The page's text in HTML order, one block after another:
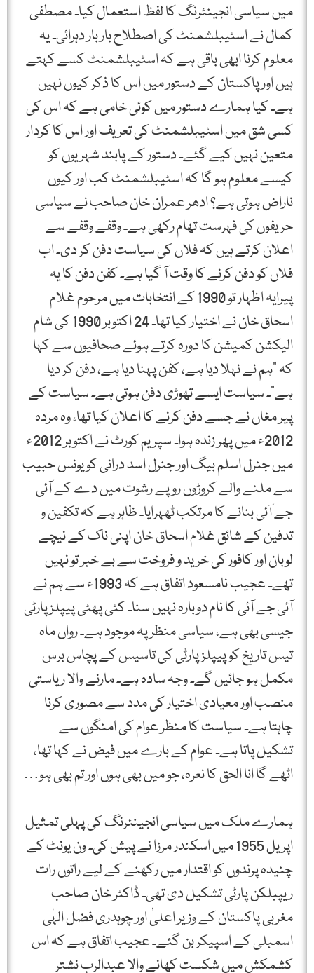
میں سیاسی انجینئرنگ کا لفظ استعمال کیا۔ مصطفی
کمال نے اسٹیبلشمنٹ کی اصطلاح بار بار دہرائی۔ یہ
معلوم کرنا ابھی باقی ہے کہ اسٹیبلشمنٹ کسے کہتے
ہیں اور پاکستان کے دستور میں اس کا ذکر کیوں نہیں
ہے۔ کیا ہمارے دستور میں کوئی خامی ہے کہ اس کی
کسی شق میں اسٹیبلشمنٹ کی تعریف اور اس کا کردار
متعین نہیں کیے گئے۔ دستور کے پابند شہریوں کو
کیسے معلوم ہو گا کہ اسٹیبلشمنٹ کب اور کیوں
ناراض ہوتی ہے؟ ادھر عمران خان صاحب نے سیاسی
حریفوں کی فہرست تھام رکھی ہے۔ وقفے وقفے سے
اعلان کرتے ہیں کہ فلاں کی سیاست دفن کر دی۔ اب
فلاں کو دفن کرنے کا وقت آ گیا ہے۔ کفن دفن کا یہ
پیرایہ اظہار تو 1990 کے انتخابات میں مرحوم غلام
اسحاق خان نے اختیار کیا تھا۔ 24 اکتوبر 1990 کی شام
الیکشن کمیشن کا دورہ کرتے ہوئے صحافیوں سے کہا
کہ "ہم نے نہلا دیا ہے، کفن پہنا دیا ہے، دفن کر دیا
ہے”۔ سیاست ایسے تھوڑی دفن ہوتی ہے۔ سیاست کے
پیر مغاں نے جسے دفن کرنے کا اعلان کیا تھا، وہ مردہ
2012ء میں پھر زندہ ہوا۔ سپریم کورٹ نے اکتوبر 2012ء
میں جنرل اسلم بیگ اور جنرل اسد درانی کو یونس حبیب
سے ملنے والے کروڑوں روپے رشوت میں دے کے آئی
جے آئی بنانے کا مرتکب ٹھہرایا۔ ظاہر ہے کہ تکفین و
تدفین کے شائق غلام اسحاق خان اپنی ناک کے نیچے
لوبان اور کافور کی خرید و فروخت سے بے خبر تو نہیں
تھے۔ عجیب نامسعود اتفاق ہے کہ 1993ء سے ہم نے
آئی جے آئی کا نام دوبارہ نہیں سنا۔ کٹی پھٹی پیپلز پارٹی
جیسی بھی ہے، سیاسی منظر پہ موجود ہے۔ رواں ماہ
تیس تاریخ کو پیپلز پارٹی کی تاسیس کے پچاس برس
مکمل ہو جائیں گے۔ وجہ سادہ ہے۔ مارنے والا ریاستی
منصب اور معیادی اختیار کی مدد سے مصوری کرنا
چاہتا ہے۔ سیاست کا منظر عوام کی امنگوں سے
تشکیل پاتا ہے۔ عوام کے بارے میں فیض نے کہا تھا،
اٹھے گا انا الحق کا نعرہ، جو میں بھی ہوں اور تم بھی ہو…
ہمارے ملک میں سیاسی انجینئرنگ کی پہلی تمثیل
اپریل 1955 میں اسکندر مرزا نے پیش کی۔ ون یونٹ کے
چنیدہ پرندوں کو اقتدار میں رکھنے کے لیے راتوں رات
ریپبلکن پارٹی تشکیل دی تھی۔ ڈاکٹر خان صاحب
مغربی پاکستان کے وزیر اعلیٰ اور چوہدری فضل الہٰی
اسمبلی کے اسپیکر بن گئے۔ عجیب اتفاق ہے کہ اس
کشمکش میں شکست کھانے والا عبدالرب نشتر